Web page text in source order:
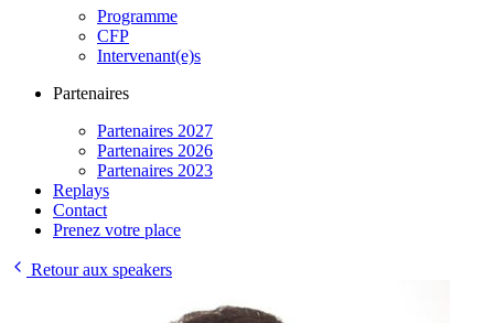
Programme
CFP
Intervenant(e)s
Partenaires
Partenaires 2027
Partenaires 2026
Partenaires 2023
Replays
Contact
Prenez votre place
Retour aux speakers